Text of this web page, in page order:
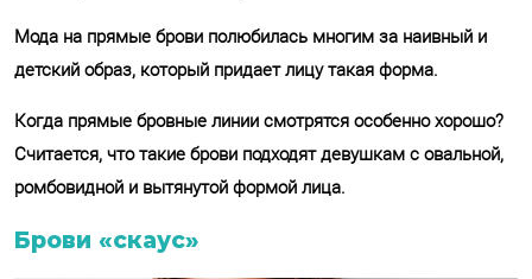
Мода на прямые брови полюбилась многим за наивный и
детский образ, который придает лицу такая форма.
Когда прямые бровные линии смотрятся особенно хорошо?
Считается, что такие брови подходят девушкам с овальной,
ромбовидной и вытянутой формой лица.
Брови «скаус»